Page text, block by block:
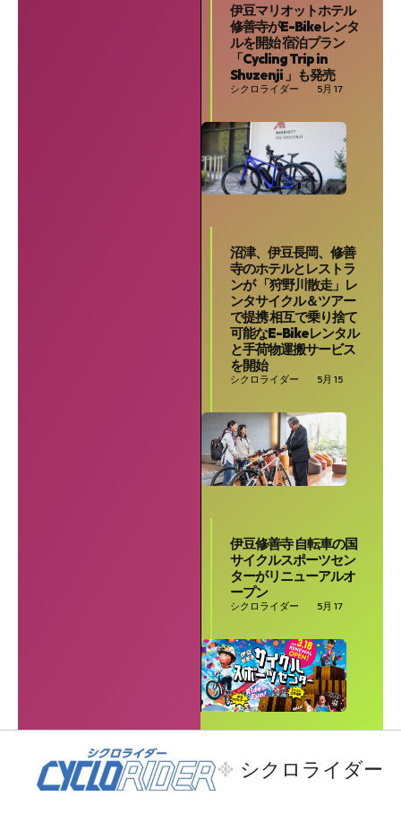
伊豆マリオットホテル
修善寺がE-Bikeレンタ
ルを開始 宿泊プラン
「Cycling Trip in
Shuzenji 」も発売
シクロライダー 5月 17
沼津、伊豆長岡、修善
寺のホテルとレストラ
ンが 「狩野川散走」レ
ンタサイクル＆ツアー
で提携 相互で乗り捨て
可能なE-Bikeレンタル
と手荷物運搬サービス
を開始
シクロライダー 5月 15
伊豆修善寺 自転車の国
サイクルスポーツセン
ターがリニューアルオ
ープン
シクロライダー 5月 17
シクロライダー